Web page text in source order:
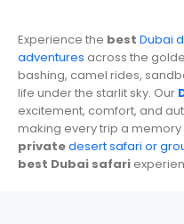
Experience the best Dubai
adventures across the
bashing, camel rides,
life under the starlit sky. Our
excitement, comfort, and
making every trip a
privatedesert safari or
best Dubai safari